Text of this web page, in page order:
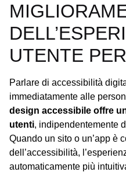
UTENTE
Parlare di accessibilità
immediatamente alle
design accessibile offre
utenti, indipendentemente
Quando un sito o un’app è
dell’accessibilità,
automaticamente più